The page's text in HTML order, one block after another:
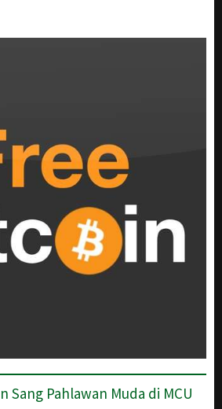
Sang Pahlawan Muda di MCU